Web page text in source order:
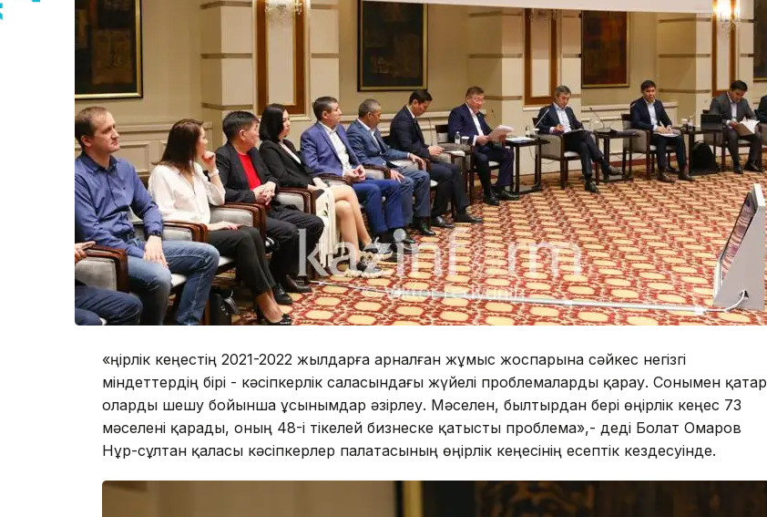
«Өңірлік кеңестің 2021-2022 жылдарға арналған жұмыс жоспарына сәйкес негізгі
міндеттердің бірі - кәсіпкерлік саласындағы жүйелі проблемаларды қарау. Сонымен қатар
оларды шешу бойынша ұсынымдар әзірлеу. Мәселен, былтырдан бері өңірлік кеңес 73
мәселені қарады, оның 48-і тікелей бизнеске қатысты проблема»,- деді Болат Омаров
Нұр-сұлтан қаласы кәсіпкерлер палатасының өңірлік кеңесінің есептік кездесуінде.